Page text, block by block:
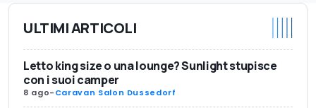
ULTIMI ARTICOLI
Letto king size o una lounge? Sunlight stupisce
con i suoi camper
8 ago-Caravan Salon Dussedorf